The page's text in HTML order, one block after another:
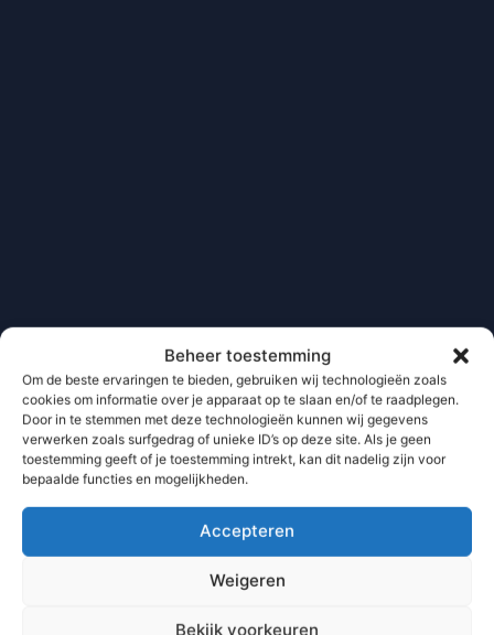
Beheer toestemming
Om de beste ervaringen te bieden, gebruiken wij technologieën zoals
cookies om informatie over je apparaat op te slaan en/of te raadplegen.
Door in te stemmen met deze technologieën kunnen wij gegevens
verwerken zoals surfgedrag of unieke ID’s op deze site. Als je geen
toestemming geeft of je toestemming intrekt, kan dit nadelig zijn voor
bepaalde functies en mogelijkheden.
Accepteren
Weigeren
Bekijk voorkeuren